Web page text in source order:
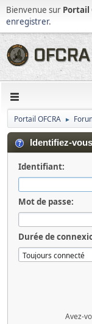
Bienvenue sur Portail
enregistrer.
Portail OFCRA ►
Identifiez-vous
Identifiant:
Mot de passe:
Durée de
Avez-